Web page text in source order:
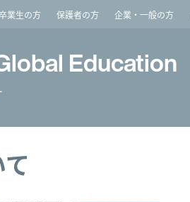
業生の方 保護者の方 企業・一般の方
Education